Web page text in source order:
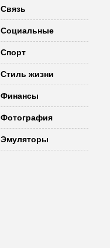
Связь
Социальные
Спорт
Стиль жизни
Финансы
Фотография
Эмуляторы